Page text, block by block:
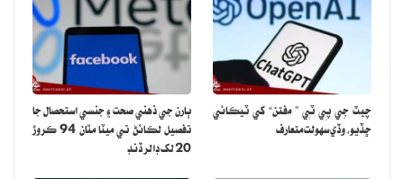
چيٽ جِي پِي ٽِي ” مفتن“ کي ٽيڪائي
ڇڏيو، وڏي سهولت متعارف
ٻارن جي ذهني صحت ۽ جنسي استحصال جا
تفصيل لڪائڻ تي ميٽا مٿان 94 ڪروڙ
20 لک ڊالر ڏنڊ